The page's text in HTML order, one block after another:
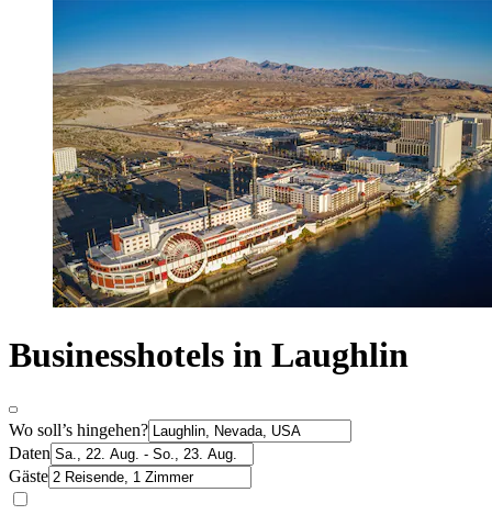
Businesshotels in Laughlin
Wo soll’s hingehen?
Daten
Gäste